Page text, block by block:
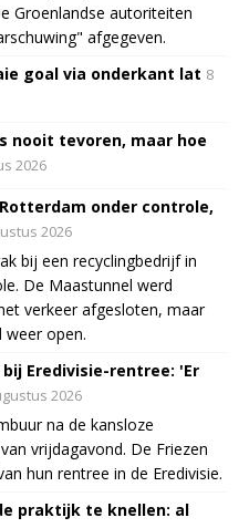
Groenlandse autoriteiten
afgegeven.
goal via onderkant lat 8
nooit tevoren, maar hoe
2026
onder controle,
2026
bij een recyclingbedrijf in
De Maastunnel werd
verkeer afgesloten, maar
open.
Eredivisie-rentree: 'Er
2026
na de kansloze
vrijdagavond. De Friezen
hun rentree in de Eredivisie.
praktijk te knellen: al